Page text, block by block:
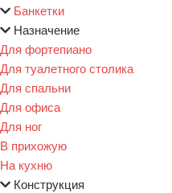
Банкетки
Назначение
Для фортепиано
Для туалетного столика
Для спальни
Для офиса
Для ног
В прихожую
На кухню
Конструкция